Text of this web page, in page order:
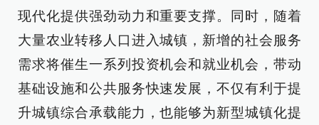
现代化提供强劲动力和重要支撑。同时，随着
大量农业转移人口进入城镇，新增的社会服务
需求将催生一系列投资机会和就业机会，带动
基础设施和公共服务快速发展，不仅有利于提
升城镇综合承载能力，也能够为新型城镇化提